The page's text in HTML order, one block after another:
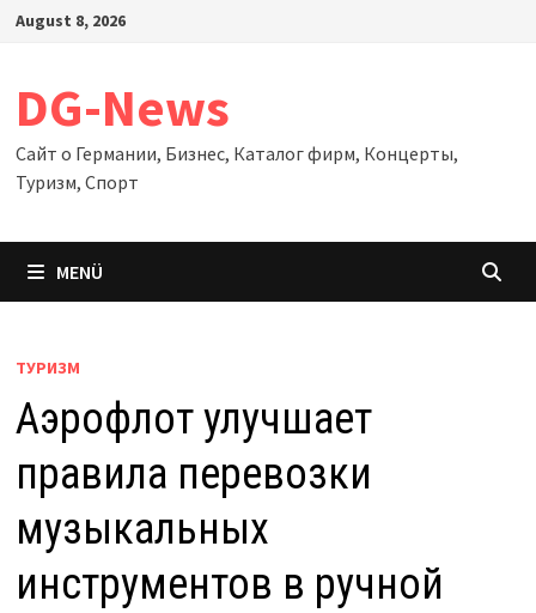
Zum
August 8, 2026
DG-News
Сайт о Германии, Бизнес, Каталог фирм, Концерты,
Туризм, Спорт
MENÜ
ТУРИЗМ
Аэрофлот улучшает
правила перевозки
музыкальных
инструментов в ручной